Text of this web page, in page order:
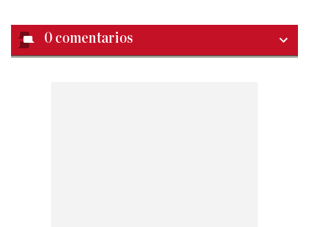
0 comentarios